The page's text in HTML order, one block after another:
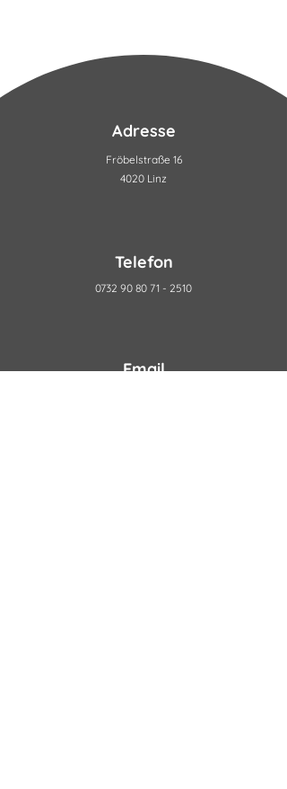
Adresse
Fröbelstraße 16
4020 Linz
Telefon
0732 90 80 71 - 2510
Email